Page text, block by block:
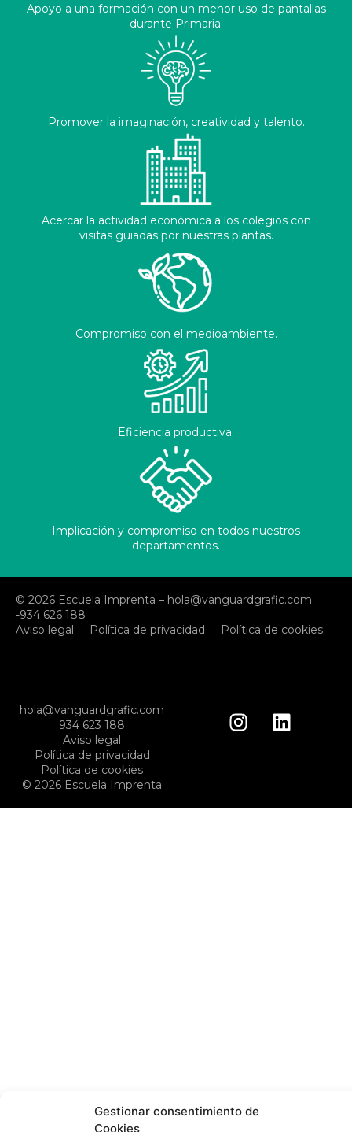
Gestionar consentimiento de
Cookies
Apoyo a una formación con un menor uso de pantallas
durante Primaria.
Promover la imaginación, creatividad y talento.
Acercar la actividad económica a los colegios con
visitas guiadas por nuestras plantas.
Compromiso con el medioambiente.
Eficiencia productiva.
Implicación y compromiso en todos nuestros
departamentos.
© 2026 Escuela Imprenta – hola@vanguardgrafic.com
-934 626 188
Aviso legal
Política de privacidad Política de cookies
hola@vanguardgrafic.com
934 623 188
Aviso legal
Política de privacidad
Política de cookies
© 2026 Escuela Imprenta